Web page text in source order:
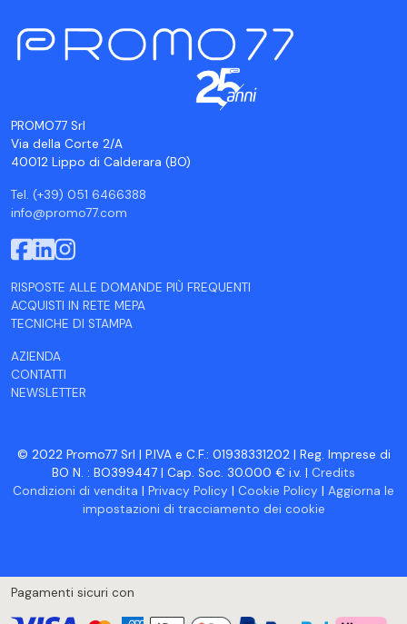
PROMO77 Srl
Via della Corte 2/A
40012 Lippo di Calderara (BO)
Tel. (+39) 051 6466388
info@promo77.com
RISPOSTE ALLE DOMANDE PIÙ FREQUENTI
ACQUISTI IN RETE MEPA
TECNICHE DI STAMPA
AZIENDA
CONTATTI
NEWSLETTER
© 2022 Promo77 Srl | P.IVA e C.F.: 01938331202 | Reg. Imprese di
BO N. : BO399447 | Cap. Soc. 30.000 € i.v. | Credits
Condizioni di vendita | Privacy Policy | Cookie Policy | Aggiorna le
impostazioni di tracciamento dei cookie
Pagamenti sicuri con